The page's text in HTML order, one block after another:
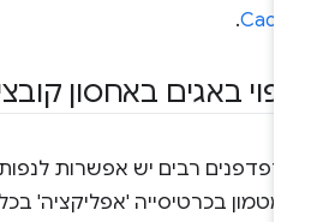
.
באגים באחסון קובצי
רבים יש אפשרות לנפות
בכרטיסייה 'אפליקציה' בכלי